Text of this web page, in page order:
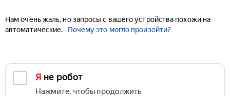
Нам очень жаль, но запросы с вашего устройства похожи на
автоматические.
Почему это могло произойти?
Я не робот
Нажмите, чтобы продолжить